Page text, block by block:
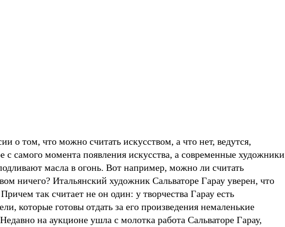
о том, что можно считать искусством, а что нет, ведутся,
с самого момента появления искусства, а современные художники
масла в огонь. Вот например, можно ли считать
ничего? Итальянский художник Сальваторе Гарау уверен, что
так считает не он один: у творчества Гарау есть
которые готовы отдать за его произведения немаленькие
на аукционе ушла с молотка работа Сальваторе Гарау,